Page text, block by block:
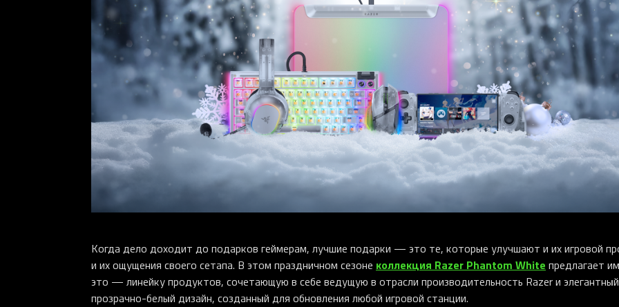
Когда дело доходит до подарков геймерам, лучшие подарки — это те, которые улучшают и их игровой
и их ощущения своего сетапа. В этом праздничном сезоне коллекция Razer Phantom White предлагает
это — линейку продуктов, сочетающую в себе ведущую в отрасли производительность Razer и элегантный
прозрачно-белый дизайн, созданный для обновления любой игровой станции.